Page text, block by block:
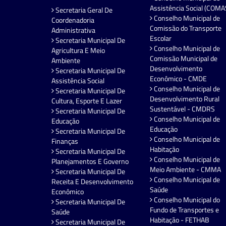
Secretaria Geral De
Coordenadoria
Administrativa
Secretaria Municipal De
Agricultura E Meio
Ambiente
Secretaria Municipal De
Assistência Social
Secretaria Municipal De
Cultura, Esporte E Lazer
Secretaria Municipal De
Educação
Secretaria Municipal De
Finanças
Secretaria Municipal De
Planejamentos E Governo
Secretaria Municipal De
Receita E Desenvolvimento
Econômico
Secretaria Municipal De
Saúde
Secretaria Municipal De
Assistência Social
Conselho Municipal de
Comissão do Transporte
Escolar
Conselho Municipal de
Comissão Municipal de
Desenvolvimento
Econômico - CMDE
Conselho Municipal de
Desenvolvimento Rural
Sustentável - CMDRS
Conselho Municipal de
Educação
Conselho Municipal de
Habitação
Conselho Municipal de
Meio Ambiente - CMMA
Conselho Municipal de
Saúde
Conselho Municipal do
Fundo de Transportes e
Habitação - FETHAB